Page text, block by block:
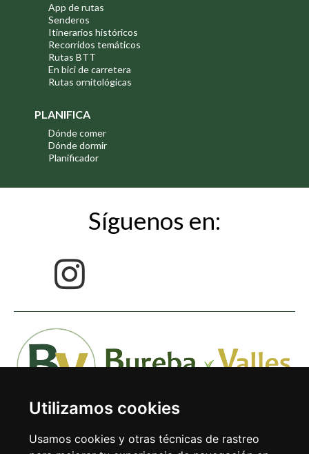
Utilizamos cookies
Usamos cookies y otras técnicas de rastreo
App de rutas
Senderos
Itinerarios históricos
Recorridos temáticos
Rutas BTT
En bici de carretera
Rutas ornitológicas
PLANIFICA
Dónde comer
Dónde dormir
Planificador
Síguenos en: